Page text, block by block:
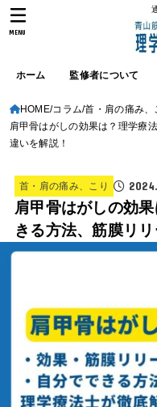
ホーム 監修者について
MENU
HOME コラム 首・肩の痛み、
肩甲骨はがしの効果は？理学療
違いを解説！
首・肩の痛み、こり
肩甲骨はがしの効
きる方法、筋膜リ